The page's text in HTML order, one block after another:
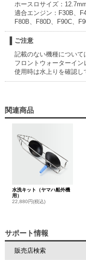
ホースロサイズ：
適合エンジン：F30B、
F80B、F80D、F90C、
ご注意
記載のない機種について
フロントウォーターイン
使用時は水上りを確認し
関連商品
水洗キット（ヤマハ船外機
用）
22,880円(税込)
サポート情報
販売店検索